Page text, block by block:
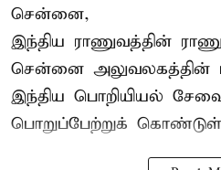
சென்னை,
இந்திய ராணுவத்தின்
சென்னை அலுவலகத்தின்
இந்திய பொறியியல்
பொறுப்பேற்றுக்